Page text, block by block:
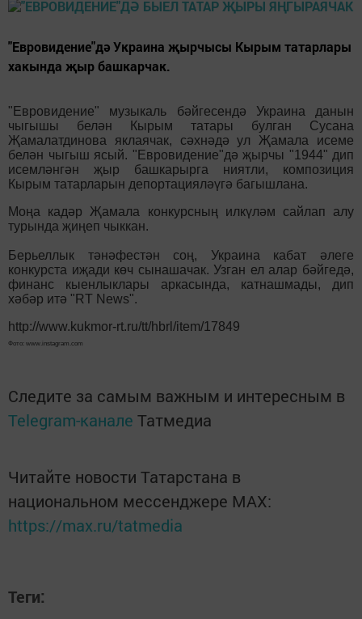
"Евровидение"дә Украина җырчысы Кырым татарлары
хакында җыр башкарчак.
"Евровидение" музыкаль бәйгесендә Украина данын
чыгышы белән Кырым татары булган Сусана
Җамалатдинова яклаячак, сәхнәдә ул Җамала исеме
белән чыгыш ясый. "Евровидение"дә җырчы "1944" дип
исемләнгән җыр башкарырга ниятли, композиция
Кырым татарларын депортацияләүгә багышлана.
Моңа кадәр Җамала конкурсның илкүләм сайлап алу
турында җиңеп чыккан.
Берьеллык тәнәфестән соң, Украина кабат әлеге
конкурста иҗади көч сынашачак. Узган ел алар бәйгедә,
финанс кыенлыклары аркасында, катнашмады, дип
хәбәр итә "RT News".
http://www.kukmor-rt.ru/tt/hbrl/item/17849
Фото: www.instagram.com
Следите за самым важным и интересным в
Telegram-канале Татмедиа
Читайте новости Татарстана в
национальном мессенджере MАХ:
https://max.ru/tatmedia
Теги: